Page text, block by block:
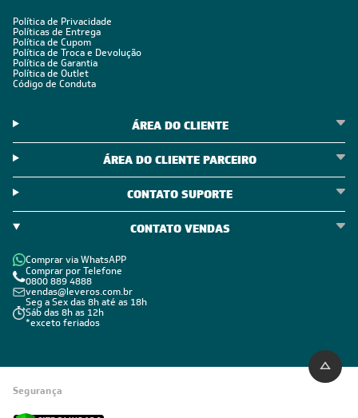
Política de Privacidade
Políticas de Entrega
Política de Cupom
Política de Troca e Devolução
Política de Garantia
Política de Outlet
Código de Conduta
ÁREA DO CLIENTE
ÁREA DO CLIENTE PARCEIRO
CONTATO SUPORTE
CONTATO VENDAS
Comprar via WhatsAPP
Comprar por Telefone
0800 889 4888
vendas@leveros.com.br
Seg a Sex das 8h até as 18h
Sáb das 8h as 12h
*exceto feriados
Segurança